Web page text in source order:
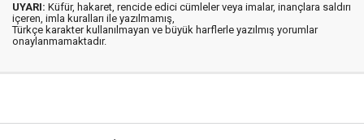
UYARI: Küfür, hakaret, rencide edici cümleler veya imalar, inançlara saldırı
içeren, imla kuralları ile yazılmamış,
Türkçe karakter kullanılmayan ve büyük harflerle yazılmış yorumlar
onaylanmamaktadır.